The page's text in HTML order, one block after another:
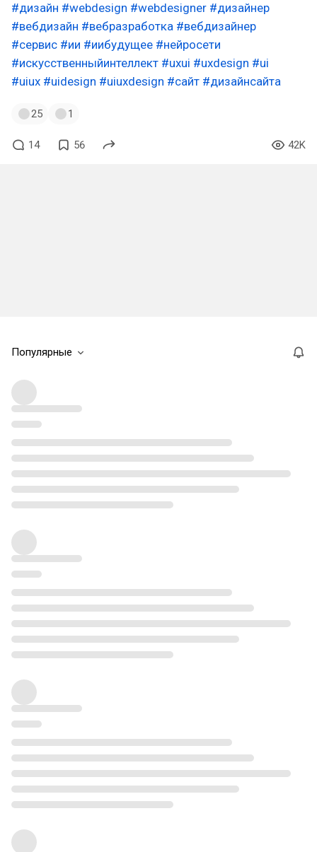
#дизайн #webdesign #webdesigner #дизайнер
#вебдизайн #вебразработка #вебдизайнер
#сервис #ии #иибудущее #нейросети
#искусственныйинтеллект #uxui #uxdesign #ui
#uiux #uidesign #uiuxdesign #сайт #дизайнсайта
25 1
14 56 42K
Популярные